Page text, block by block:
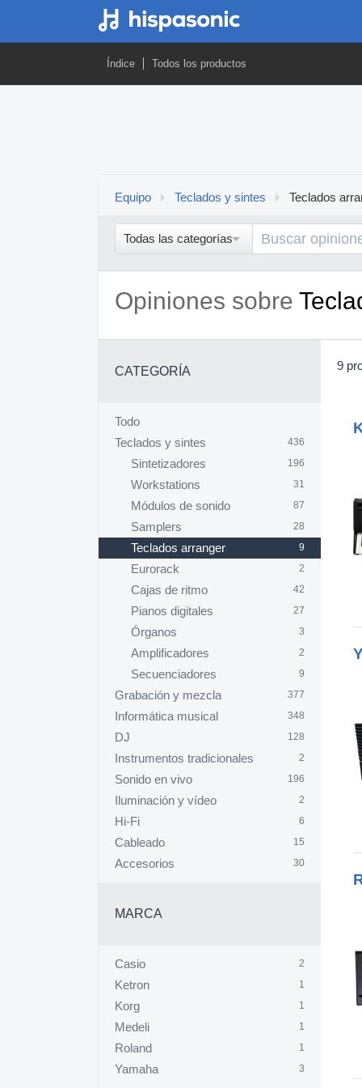
Índice Todos los productos
Equipo Teclados y sintes Teclados
Todas las categorías
Opiniones sobre
9
CATEGORÍA
Todo
436
Teclados y sintes
196
Sintetizadores
31
Workstations
87
Módulos de sonido
28
Samplers
9
Teclados arranger
2
Eurorack
42
Cajas de ritmo
27
Pianos digitales
3
Órganos
2
Amplificadores
9
Secuenciadores
377
Grabación y mezcla
348
Informática musical
128
DJ
2
Instrumentos tradicionales
196
Sonido en vivo
2
Iluminación y vídeo
6
Hi-Fi
15
Cableado
30
Accesorios
MARCA
2
Casio
1
Ketron
1
Korg
1
Medeli
1
Roland
3
Yamaha